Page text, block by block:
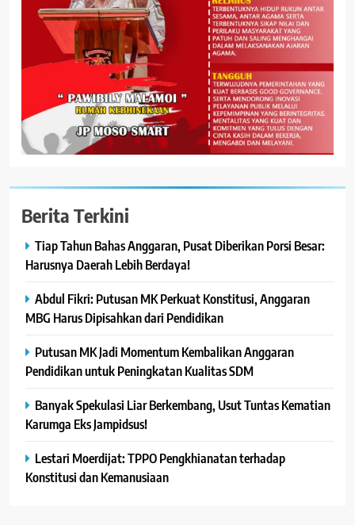
Berita Terkini
Tiap Tahun Bahas Anggaran, Pusat Diberikan Porsi Besar:
Harusnya Daerah Lebih Berdaya!
Abdul Fikri: Putusan MK Perkuat Konstitusi, Anggaran
MBG Harus Dipisahkan dari Pendidikan
Putusan MK Jadi Momentum Kembalikan Anggaran
Pendidikan untuk Peningkatan Kualitas SDM
Banyak Spekulasi Liar Berkembang, Usut Tuntas Kematian
Karumga Eks Jampidsus!
Lestari Moerdijat: TPPO Pengkhianatan terhadap
Konstitusi dan Kemanusiaan